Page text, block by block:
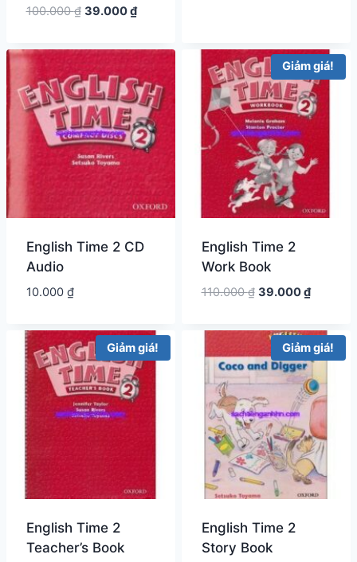
100.000₫ Giá
là:
100.000 ₫.
39.000₫Giá
tại
39.000 ₫.
56.000
English Time 2 CD
Audio
10.000 ₫
Giảm giá!
English Time 2
Work Book
110.000₫ Giá
là:
110.000 ₫.
39.000₫Giá
tại
là:
39.000
Giảm giá!
English Time 2
Teacher’s Book
Giảm giá!
English Time 2
Story Book